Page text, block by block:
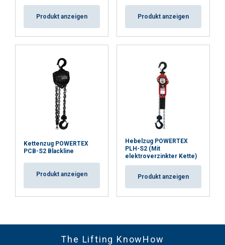
Produkt anzeigen Produkt anzeigen
Kettenzug POWERTEX
PCB-S2 Blackline
Produkt anzeigen
Hebelzug POWERTEX
PLH-S2 (Mit
elektroverzinkter Kette)
Produkt anzeigen
The Lifting KnowHow